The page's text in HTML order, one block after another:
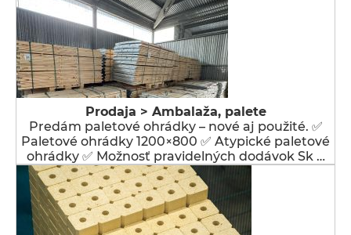
Prodaja > Ambalaža, palete
Predám paletové ohrádky – nové aj použité. ✅
Paletové ohrádky 1200×800 ✅ Atypické paletové
ohrádky ✅ Možnosť pravidelných dodávok Sk …